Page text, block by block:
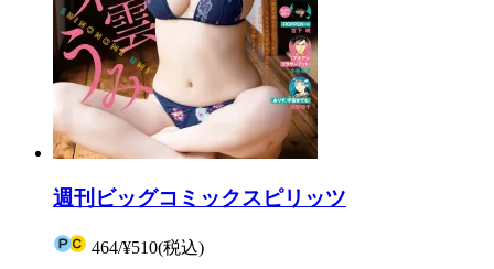
週刊ビッグコミックスピリッツ
464/¥510(税込)